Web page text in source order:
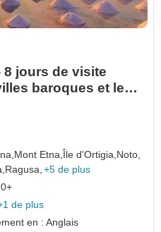
jours de visite
baroques et les
Mont Etna, Île d'Ortigia, Noto,
Ragusa, +5 de plus
de plus
en : Anglais